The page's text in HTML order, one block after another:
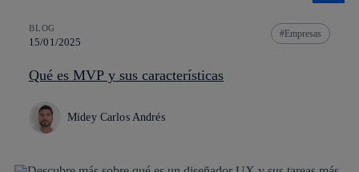
BLOG
15/01/2025
Empresas
Qué es MVP y sus características
Midey Carlos Andrés